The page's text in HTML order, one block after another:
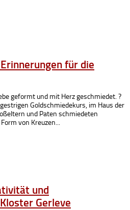
für die
geformt und mit Herz geschmiedet. ?
Goldschmiedekurs, im Haus der
und Paten schmiedeten
von Kreuzen...
und
Gerleve